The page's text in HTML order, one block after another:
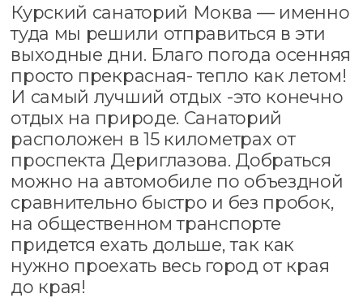
Курский санаторий Моква — именно
туда мы решили отправиться в эти
выходные дни. Благо погода осенняя
просто прекрасная- тепло как летом!
И самый лучший отдых -это конечно
отдых на природе. Санаторий
расположен в 15 километрах от
проспекта Дериглазова. Добраться
можно на автомобиле по объездной
сравнительно быстро и без пробок,
на общественном транспорте
придется ехать дольше, так как
нужно проехать весь город от края
до края!